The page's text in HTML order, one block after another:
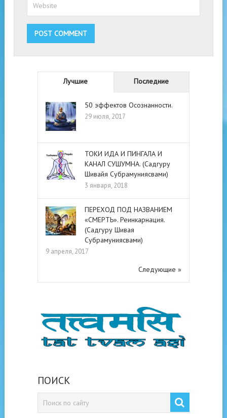
Лучшие Последние
50 эффектов Осознанности.
29 июля, 2017
ТОКИ ИДА И ПИНГАЛА И
КАНАЛ СУШУМНА. (Садгуру
Шивайя Субрамуниясвами)
3 января, 2018
ПЕРЕХОД ПОД НАЗВАНИЕМ
«СМЕРТЬ». Реинкарнация.
(Садгуру Шивая
Субрамуниясвами)
9 апреля, 2017
Следующие »
ПОИСК